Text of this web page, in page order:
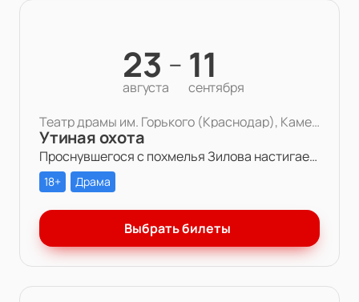
23
августа
— 11
сентября
Театр драмы им. Горького (Краснодар), Камерная сцена
Утиная охота
Проснувшегося с похмелья Зилова настигает осознание того, что все, что он есть и все, что есть у него — бессмысленная игра. Игра в любовь, в справедливость, в дружбу, в успех.
18+ Драма
Выбрать билеты